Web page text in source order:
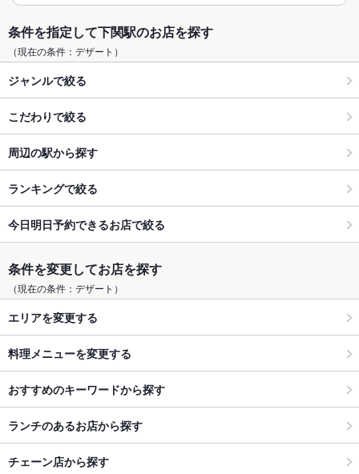
条件を指定して下関駅のお店を探す
（現在の条件：デザート）
ジャンルで絞る
こだわりで絞る
周辺の駅から探す
ランキングで絞る
今日明日予約できるお店で絞る
条件を変更してお店を探す
（現在の条件：デザート）
エリアを変更する
料理メニューを変更する
おすすめのキーワードから探す
ランチのあるお店から探す
チェーン店から探す